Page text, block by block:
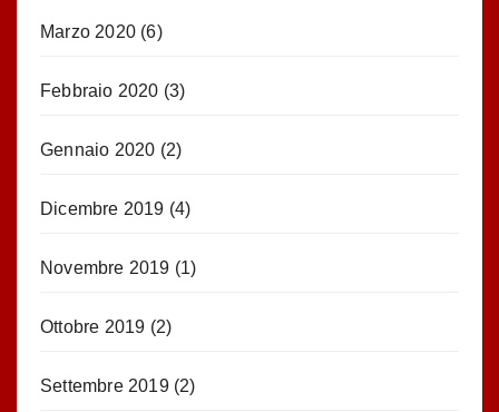
Marzo 2020 (6)
Febbraio 2020 (3)
Gennaio 2020 (2)
Dicembre 2019 (4)
Novembre 2019 (1)
Ottobre 2019 (2)
Settembre 2019(2)